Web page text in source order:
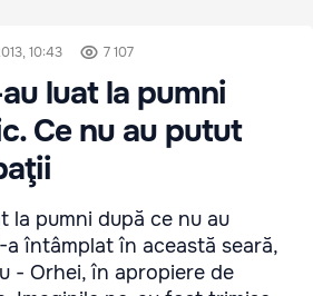
10:43 7 107
luat la pumni
Ce nu au putut
la pumni după ce nu au
întâmplat în această seară,
- Orhei, în apropiere de